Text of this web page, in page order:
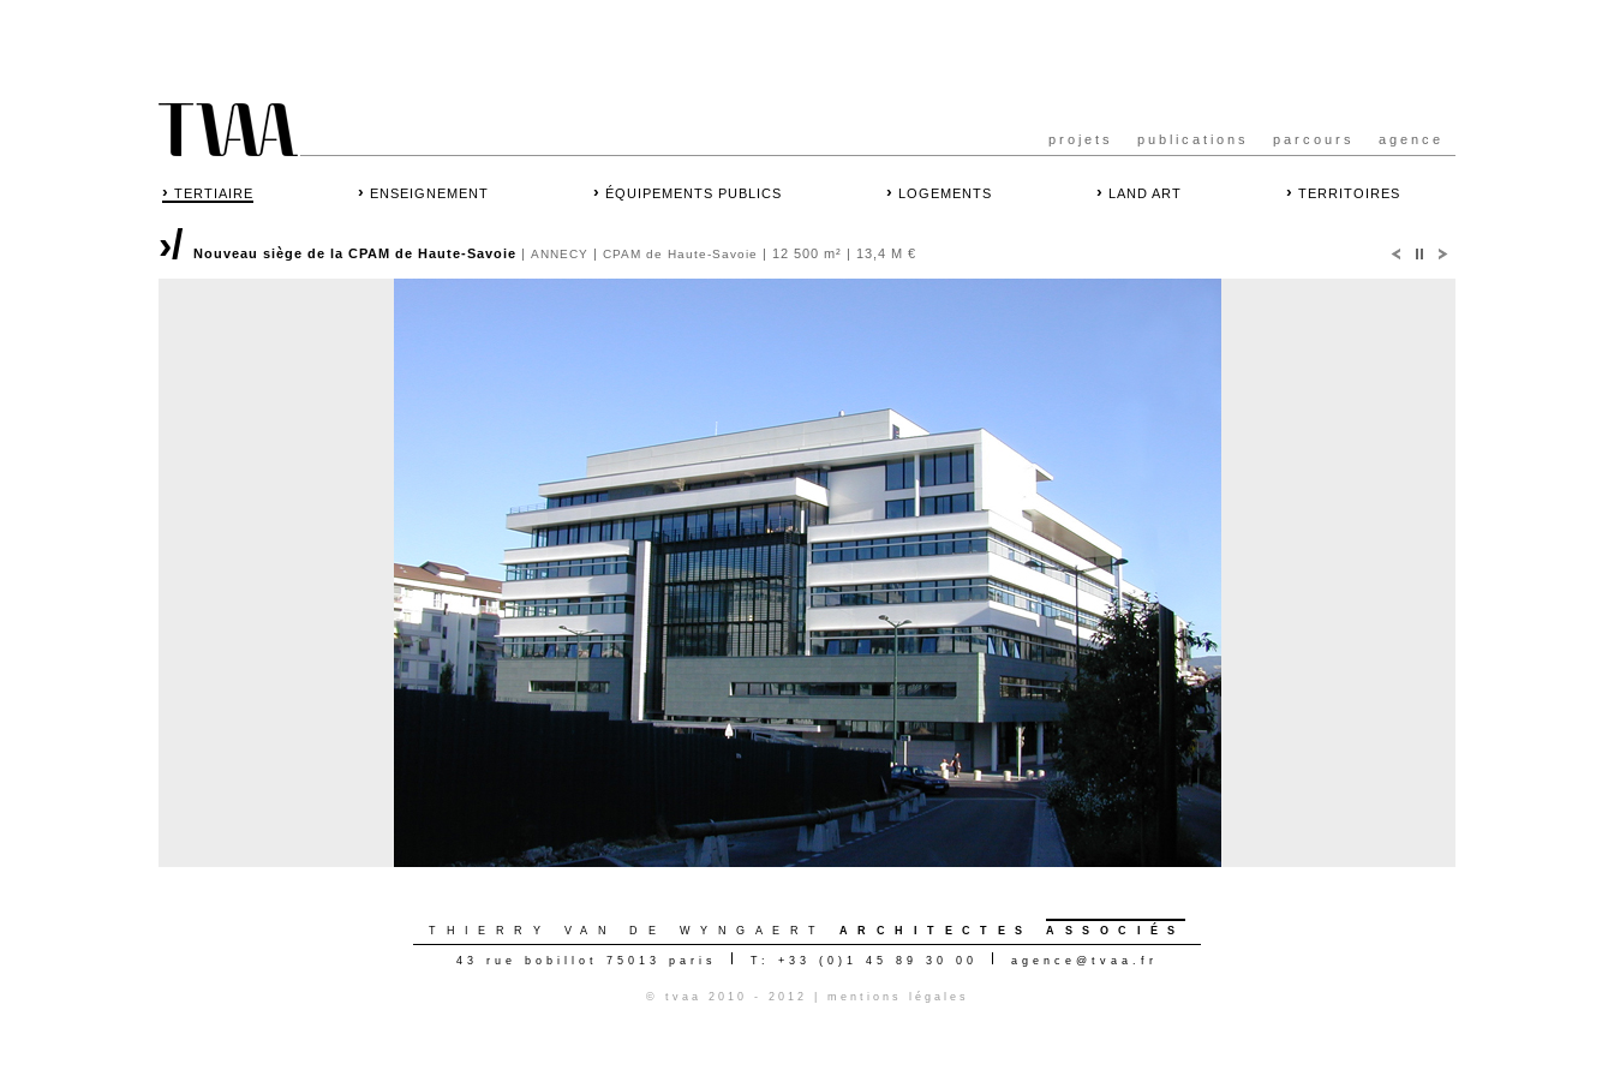
projets publications parcours agence
› TERTIAIRE › ENSEIGNEMENT › ÉQUIPEMENTS PUBLICS › LOGEMENTS › LAND ART › TERRITOIRES
›/ Nouveau siège de la CPAM de Haute-Savoie ANNECY CPAM de Haute-Savoie | 12 500 m² | 13,4 M €
THIERRY VAN DE WYNGAERT ARCHITECTESASSOCIÉS
43 rue bobillot 75013 paris T: +33 (0)1 45 89 30 00 agence @ tvaa.fr
© tvaa 2010 - 2012 | mentions légales